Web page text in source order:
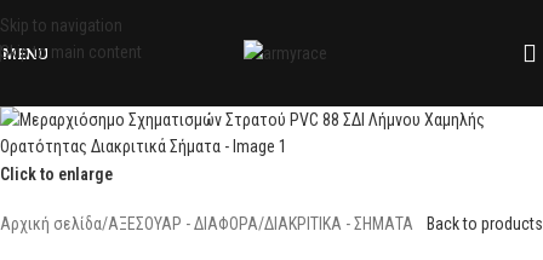
Skip to navigation
Skip to main content
MENU
Click to enlarge
Αρχική σελίδα/ΑΞΕΣΟΥΑΡ - ΔΙΑΦΟΡΑ/ΔΙΑΚΡΙΤΙΚΑ - ΣΗΜΑΤΑ Back to products